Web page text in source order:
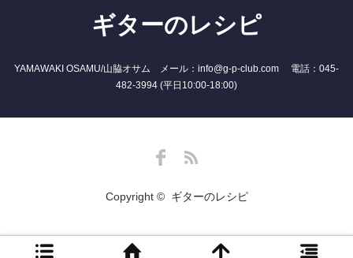
ギターのレシピ
YAMAWAKI OSAMU/山脇オサム メール：info@g-p-club.com 電話：045-
482-3994 (平日10:00-18:00)
Copyright © ギターのレシピ